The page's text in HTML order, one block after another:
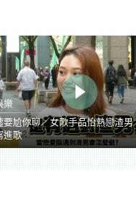
樂
要尬你聊／女歌手品怡熱戀渣男
進歌